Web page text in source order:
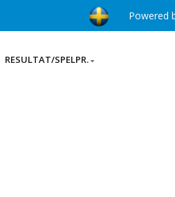
Powered
RESULTAT/SPELPR.